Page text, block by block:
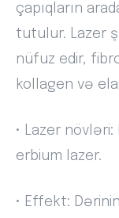
çapıqların
tutulur. Lazer
nüfuz edir,
kollagen və
• Lazer
erbium lazer.
• Effekt: